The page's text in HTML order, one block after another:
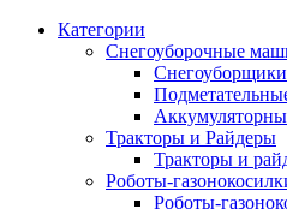
Категории
Снегоуборочные
Тракторы и Райдеры
Тракторы и
Роботы-
Роботы-